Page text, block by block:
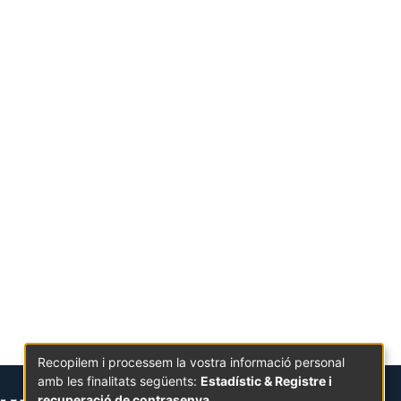
Recopilem i processem la vostra informació personal
amb les finalitats següents: Estadístic & Registre i